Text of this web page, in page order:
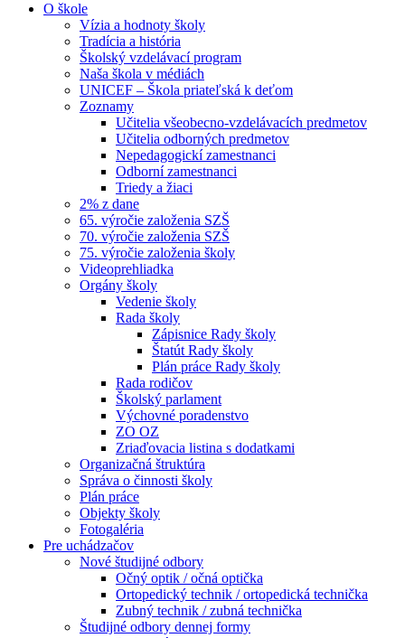
O škole
Vízia a hodnoty školy
Tradícia a história
Školský vzdelávací program
Naša škola v médiách
UNICEF – Škola priateľská k deťom
Zoznamy
Učitelia všeobecno-vzdelávacích predmetov
Učitelia odborných predmetov
Nepedagogickí zamestnanci
Odborní zamestnanci
Triedy a žiaci
2% z dane
65. výročie založenia SZŠ
70. výročie založenia SZŠ
75. výročie založenia školy
Videoprehliadka
Orgány školy
Vedenie školy
Rada školy
Zápisnice Rady školy
Štatút Rady školy
Plán práce Rady školy
Rada rodičov
Školský parlament
Výchovné poradenstvo
ZO OZ
Zriaďovacia listina s dodatkami
Organizačná štruktúra
Správa o činnosti školy
Plán práce
Objekty školy
Fotogaléria
Pre uchádzačov
Nové študijné odbory
Očný optik / očná optička
Ortopedický technik / ortopedická technička
Zubný technik / zubná technička
Študijné odbory dennej formy